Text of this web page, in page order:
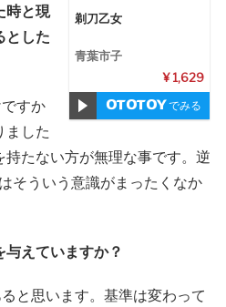
剃刀乙女
青葉市子
¥ 1,629
でみる
時と現
とした
すか
ました
たない方が無理な事です。逆
そういう意識がまったくなか
えていますか？
と思います。基準は変わって